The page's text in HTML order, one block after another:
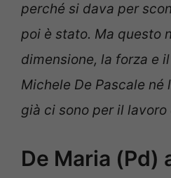
perché si dava per
poi è stato. Ma questo
dimensione, la forza e
Michele De Pascale né
già ci sono per il lavoro
De Maria (Pd)